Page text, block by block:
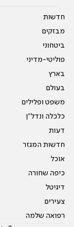
חדשות
מבזקים
ביטחוני
פוליטי-מדיני
בארץ
בעולם
משפט ופלילים
כלכלה ונדל"ן
דעות
חדשות המגזר
אוכל
כיפה שחורה
דיגיטל
צעירים
רפואה שלמה